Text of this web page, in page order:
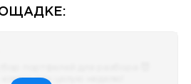
комментах целую неделю!